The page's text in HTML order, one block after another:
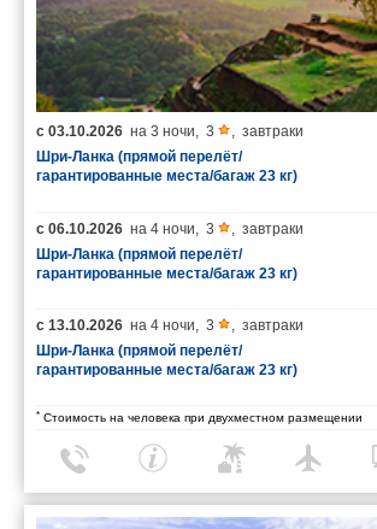
с 03.10.2026 на 3 ночи, 3 , завтраки
Шри-Ланка (прямой перелёт/
гарантированные места/багаж 23 кг)
с 06.10.2026 на 4 ночи, 3 , завтраки
Шри-Ланка (прямой перелёт/
гарантированные места/багаж 23 кг)
с 13.10.2026 на 4 ночи, 3 , завтраки
Шри-Ланка (прямой перелёт/
гарантированные места/багаж 23 кг)
* Стоимость на человека при двухместном размещении